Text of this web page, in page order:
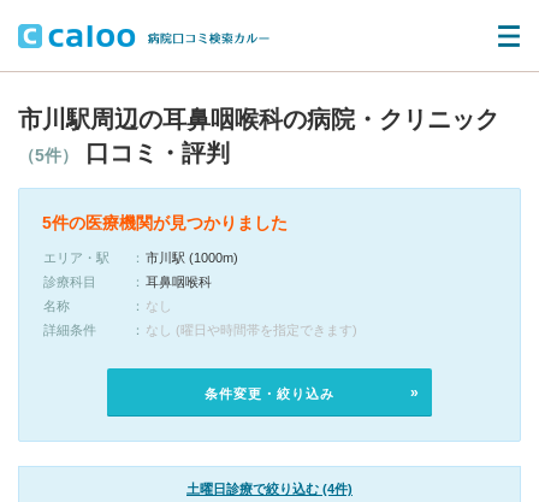
市川駅周辺の耳鼻咽喉科の病院・クリニック
（5件） 口コミ・評判
5件の医療機関が見つかりました
エリア・駅
市川駅 (1000m)
診療科目
耳鼻咽喉科
名称
なし
詳細条件
なし (曜日や時間帯を指定できます)
条件変更・絞り込み
土曜日診療で絞り込む (4件)